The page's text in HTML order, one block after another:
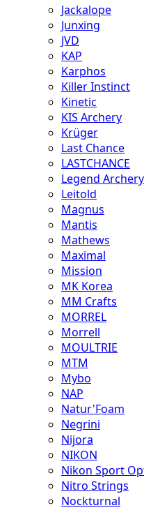
Jackalope
Junxing
JVD
KAP
Karphos
Killer Instinct
Kinetic
KIS Archery
Krüger
Last Chance
LASTCHANCE
Legend Archery
Leitold
Magnus
Mantis
Mathews
Maximal
Mission
MK Korea
MM Crafts
MORREL
Morrell
MOULTRIE
MTM
Mybo
NAP
Natur'Foam
Negrini
Nijora
NIKON
Nikon Sport
Nitro Strings
Nockturnal